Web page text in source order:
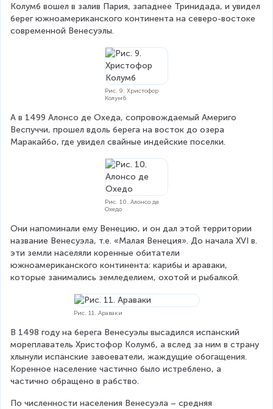
Колумб вошел в залив Пария, западнее Тринидада, и увидел
берег южноамериканского континента на северо-востоке
современной Венесуэлы.
Рис. 9. Христофор
Колумб
А в 1499 Алонсо де Охеда, сопровождаемый Америго
Веспуччи, прошел вдоль берега на восток до озера
Маракайбо, где увидел свайные индейские поселки.
Рис. 10. Алонсо де
Охедо
Они напоминали ему Венецию, и он дал этой территории
название Венесуэла, т.е. «Малая Венеция». До начала XVI в.
эти земли населяли коренные обитатели
южноамериканского континента: карибы и араваки,
которые занимались земледелием, охотой и рыбалкой.
Рис. 11. Араваки
В 1498 году на берега Венесуэлы высадился испанский
мореплаватель Христофор Колумб, а вслед за ним в страну
хлынули испанские завоеватели, жаждущие обогащения.
Коренное население частично было истреблено, а
частично обращено в рабство.
По численности населения Венесуэла – средняя